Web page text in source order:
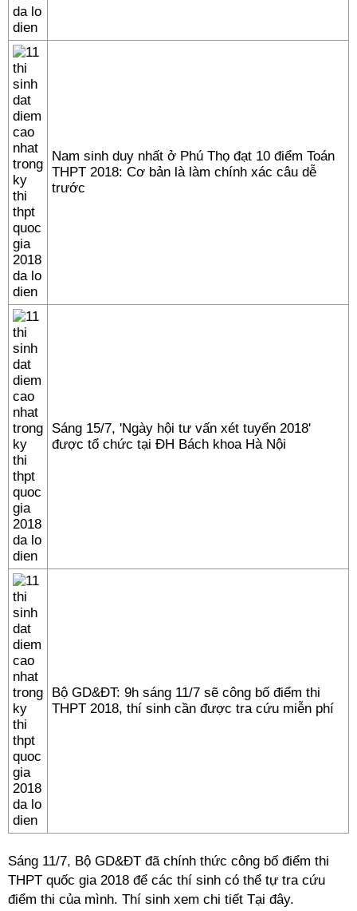
Nam sinh duy nhất ở Phú Thọ đạt 10 điểm Toán
THPT 2018: Cơ bản là làm chính xác câu dễ
trước
Sáng 15/7, 'Ngày hội tư vấn xét tuyển 2018'
được tổ chức tại ĐH Bách khoa Hà Nội
Bộ GD&ĐT: 9h sáng 11/7 sẽ công bố điểm thi
THPT 2018, thí sinh cần được tra cứu miễn phí
Sáng 11/7, Bộ GD&ĐT đã chính thức công bố điểm thi
THPT quốc gia 2018 để các thí sinh có thể tự tra cứu
điểm thi của mình. Thí sinh xem chi tiết Tại đây.